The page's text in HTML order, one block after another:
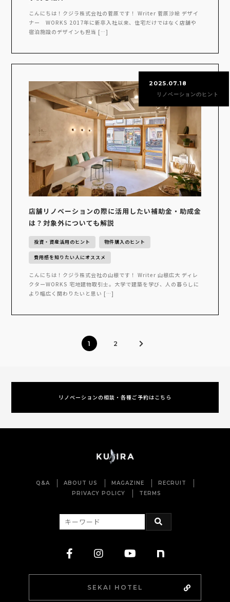
こんにちは！クジラ株式会社の菅原です！ Writer 菅原沙絵 デザイ
ナー WORKS 2017年に新卒入社以来、住宅だけではなく店舗や
宿泊施設のデザインも担当 […]
2025.07.18
リノベーションのヒント
店舗リノベーションの際に活用したい補助金・助成金
は？対象外についても解説
投資・資産活用のヒント 物件購入のヒント
費用感を知りたい人にオススメ
こんにちは！クジラ株式会社の山根です！ Writer 山根広大 ディレ
クターWORKS 宅地建物取引士。大学で建築を学び、人の暮らしに
より幅広く関わりたいと思い […]
1 2
リノベーションの相談・各種ご予約はこちら
Q&A ABOUT US MAGAZINE
RECRUIT
PRIVACY POLICY
TERMS
SEKAI HOTEL